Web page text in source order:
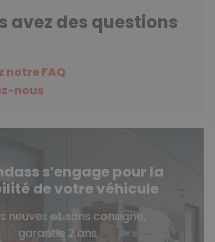
avez des questions
notre FAQ
nous
s’engage pour la
de votre véhicule
neuves et sans consigne,
garantie 2 ans